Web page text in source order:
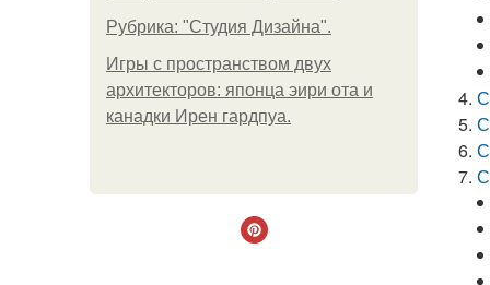
Рубрика: "Студия Дизайна".
Игры с пространством двух
архитекторов: японца эири ота и
канадки Ирен гардпуа.